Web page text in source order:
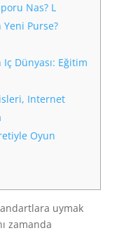
Nas? L
Purse?
Dünyası: Eğitim
Internet
Oyun
uymak
zamanda